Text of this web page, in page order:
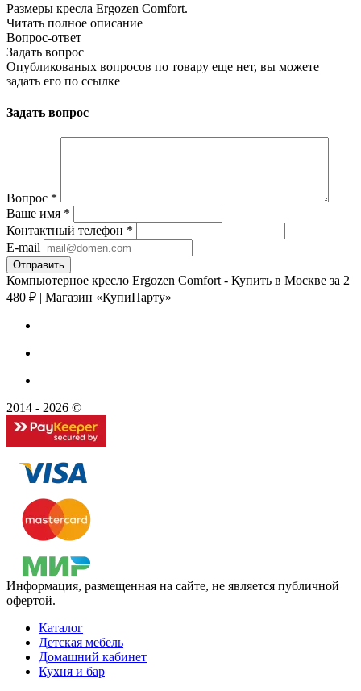
Размеры кресла Ergozen Comfort.
Читать полное описание
Вопрос-ответ
Задать вопрос
Опубликованых вопросов по товару еще нет, вы можете
задать его по ссылке
Задать вопрос
Вопрос *
Ваше имя *
Контактный телефон *
E-mail
Компьютерное кресло Ergozen Comfort - Купить в Москве за 2
480 ₽ | Магазин «КупиПарту»
2014 - 2026 ©
Информация, размещенная на сайте, не является публичной
офертой.
Каталог
Детская мебель
Домашний кабинет
Кухня и бар